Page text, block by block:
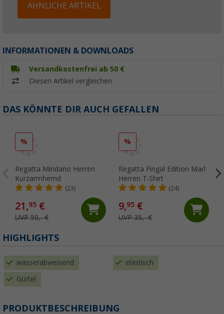
ÄHNLICHE ARTIKEL
INFORMATIONEN & DOWNLOADS
Versandkostenfrei ab 50 €
Diesen Artikel vergleichen
DAS KÖNNTE DIR AUCH GEFALLEN
%
Regatta Mindano Herren
Kurzarmhemd
(23)
21,95 €
UVP 50,- €
%
Regatta Fingal Edition Marl
Herren T-Shirt
(24)
9,95€
UVP 35,- €
HIGHLIGHTS
wasserabweisend elastisch
Gürtel
PRODUKTBESCHREIBUNG